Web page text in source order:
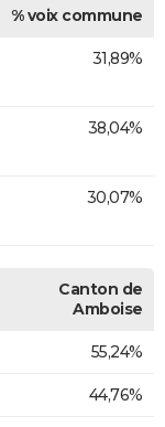
% voix commune
31,89%
38,04%
30,07%
Canton de
Amboise
55,24%
44,76%